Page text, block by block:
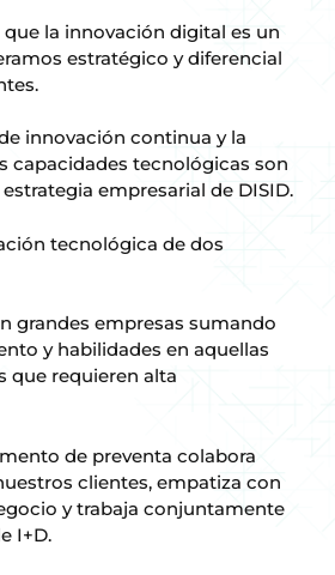
que la innovación digital es un
estratégico y diferencial
innovación continua y la
capacidades tecnológicas son
empresarial de DISID.
tecnológica de dos
grandes empresas sumando
y habilidades en aquellas
que requieren alta
de preventa colabora
clientes, empatiza con
y trabaja conjuntamente
I+D.